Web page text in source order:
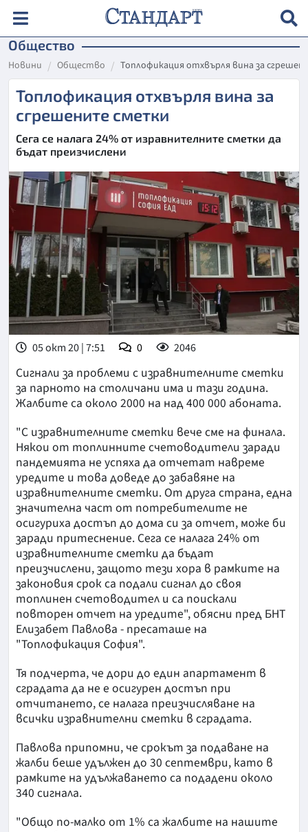
Общество
Новини Общество Топлофикация отхвърля вина за
Топлофикация отхвърля вина за
сгрешените сметки
Сега се налага 24% от изравнителните сметки да
бъдат преизчислени
05 окт 20 | 7:51 0 2046
Сигнали за проблеми с изравнителните сметки
за парното на столичани има и тази година.
Жалбите са около 2000 на над 400 000 абоната.
"С изравнителните сметки вече сме на финала.
Някои от топлинните счетоводители заради
пандемията не успяха да отчетат навреме
уредите и това доведе до забавяне на
изравнителните сметки. От друга страна, една
значителна част от потребителите не
осигуриха достъп до дома си за отчет, може би
заради притеснение. Сега се налага 24% от
изравнителните сметки да бъдат
преизчислени, защото тези хора в рамките на
законовия срок са подали сигнал до своя
топлинен счетоводител и са поискали
повторен отчет на уредите", обясни пред БНТ
Елизабет Павлова - пресаташе на
"Топлофикация София".
Тя подчерта, че дори до един апартамент в
сградата да не е осигурен достъп при
отчитането, се налага преизчисляване на
всички изравнителни сметки в сградата.
Павлова припомни, че срокът за подаване на
жалби беше удължен до 30 септември, като в
рамките на удължаването са подадени около
340 сигнала.
"Общо по-малко от 1% са жалбите на нашите